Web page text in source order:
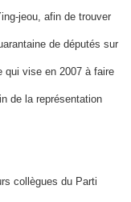
jeou, afin de trouver
de députés sur
qui vise en 2007 à faire
de la représentation
collègues du Parti